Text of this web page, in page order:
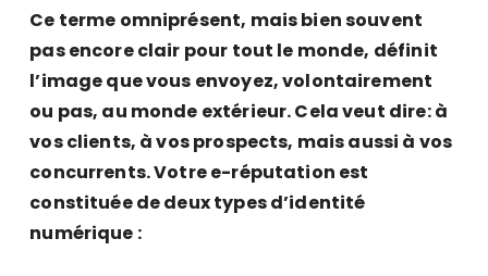
Ce terme omniprésent, mais bien souvent
pas encore clair pour tout le monde, définit
l’image que vous envoyez, volontairement
ou pas, au monde extérieur. Cela veut dire: à
vos clients, à vos prospects, mais aussi à vos
concurrents. Votre e-réputation est
constituée de deux types d’identité
numérique :